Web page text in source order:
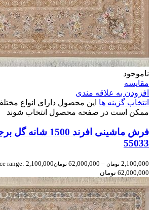
ناموجود
مقایسه
افزودن به علاقه مندی
انتخاب گزینه ها این محصول دارای انواع
ممکن است در صفحه محصول انتخاب شوند
فرش ماشینی افرند
55033
2,100,000 تومان –
62,000,000 تومان
62,000,000 تومان